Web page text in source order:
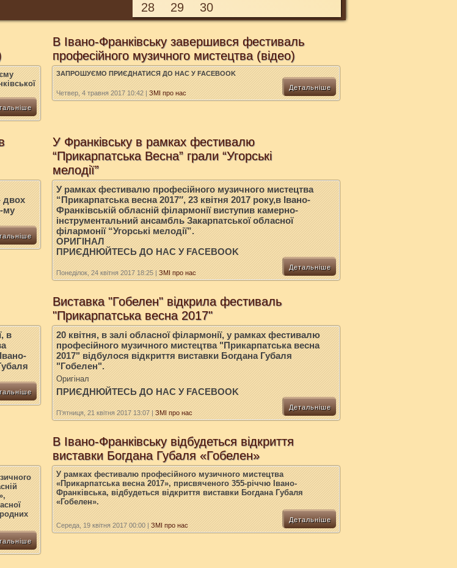
28
29 30
В Івано-Франківську завершився фестиваль
професійного музичного мистецтва (відео)
ЗАПРОШУЄМО ПРИЄДНАТИСЯ ДО НАС У FACEBOOK
Четвер, 4 травня 2017 10:42 | ЗМІ про нас
Детальніше
двох
му
У Франківську в рамках фестивалю
“Прикарпатська Весна” грали “Угорські
мелодії”
У рамках фестивалю професійного музичного мистецтва
“Прикарпатська весна 2017″, 23 квітня 2017 року,в Івано-
Франківській обласній філармонії виступив камерно-
інструментальний ансамбль Закарпатської обласної
філармонії “Угорські мелодії”.
ОРИГІНАЛ
ПРИЄДНЮЙТЕСЬ ДО НАС У FACEBOOK
Понеділок, 24 квітня 2017 18:25 | ЗМІ про нас
Детальніше
в
Виставка "Гобелен" відкрила фестиваль
"Прикарпатська весна 2017"
20 квітня, в залі обласної філармонії, у рамках фестивалю
професійного музичного мистецтва "Прикарпатська весна
2017" відбулося відкриття виставки Богдана Губаля
"Гобелен".
Оригінал
ПРИЄДНЮЙТЕСЬ ДО НАС У FACEBOOK
П’ятниця, 21 квітня 2017 13:07 | ЗМІ про нас
Детальніше
В Івано-Франківську відбудеться відкриття
виставки Богдана Губаля «Гобелен»
У рамках фестивалю професійного музичного мистецтва
«Прикарпатська весна 2017», присвяченого 355-річчю Івано-
Франківська, відбудеться відкриття виставки Богдана Губаля
«Гобелен».
Середа, 19 квітня 2017 00:00 | ЗМІ про нас
Детальніше